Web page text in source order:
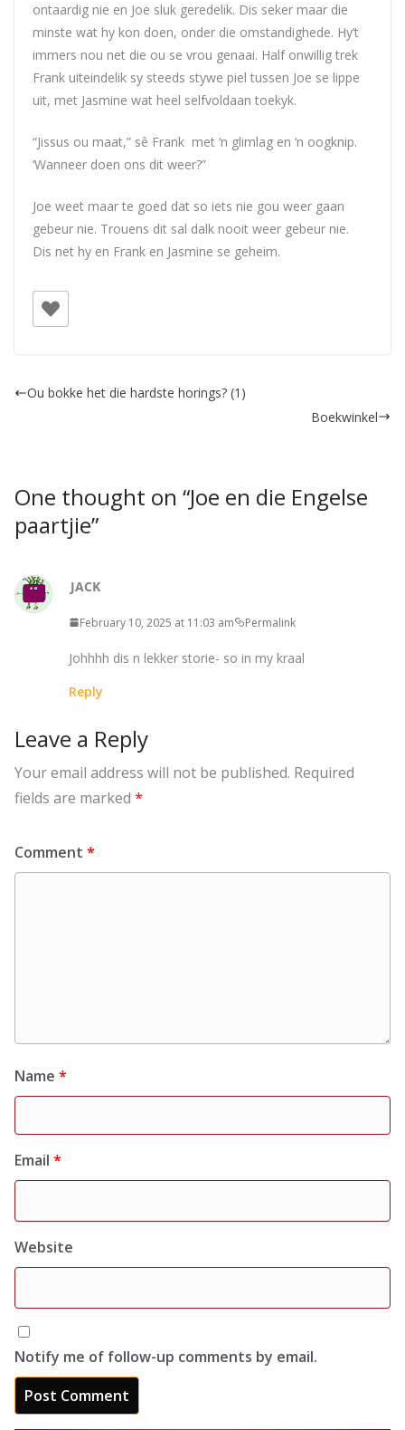
ontaardig nie en Joe sluk geredelik. Dis seker maar die
minste wat hy kon doen, onder die omstandighede. Hy’t
immers nou net die ou se vrou genaai. Half onwillig trek
Frank uiteindelik sy steeds stywe piel tussen Joe se lippe
uit, met Jasmine wat heel selfvoldaan toekyk.
“Jissus ou maat,” sê Frank met ‘n glimlag en ‘n oogknip.
‘Wanneer doen ons dit weer?”
Joe weet maar te goed dat so iets nie gou weer gaan
gebeur nie. Trouens dit sal dalk nooit weer gebeur nie.
Dis net hy en Frank en Jasmine se geheim.
Ou bokke het die hardste horings? (1)
Boekwinkel
One thought on “Joe en die Engelse
paartjie”
JACK
February 10, 2025 at 11:03 am Permalink
Johhhh dis n lekker storie- so in my kraal
Reply
Leave a Reply
Your email address will not be published. Required
fields are marked *
Comment *
Name *
Email *
Website
Notify me of follow-up comments by email.